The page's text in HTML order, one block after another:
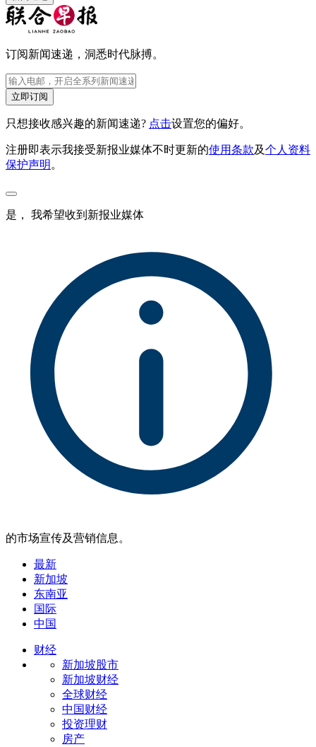
订阅新闻速递，洞悉时代脉搏。
立即订阅
只想接收感兴趣的新闻速递? 点击设置您的偏好。
注册即表示我接受新报业媒体不时更新的使用条款及个人资料
保护声明。
是， 我希望收到新报业媒体
的市场宣传及营销信息。
最新
新加坡
东南亚
国际
中国
财经
新加坡股市
新加坡财经
全球财经
中国财经
投资理财
房产